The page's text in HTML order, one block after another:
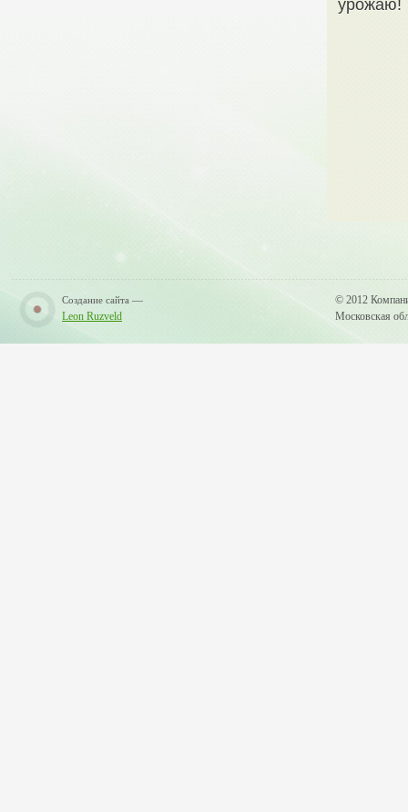
урожаю!
Создание сайта —
Leon Ruzveld
© 2012
Московская